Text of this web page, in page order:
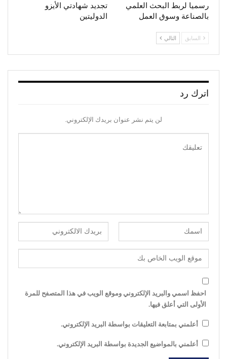
رسميا لربط البحث العلمي
بالصناعة وسوق العمل
تجديد شهادتي الأيزو
الدوليتين
السابق التالي
اترك رد
لن يتم نشر عنوان بريدك الإلكتروني.
احفظ اسمي والبريد الإلكتروني وموقع الويب في هذا المتصفح للمرة
الأولى التي أعلق فيها.
أعلمني بمتابعة التعليقات بواسطة البريد الإلكتروني.
أعلمني بالمواضيع الجديدة بواسطة البريد الإلكتروني.